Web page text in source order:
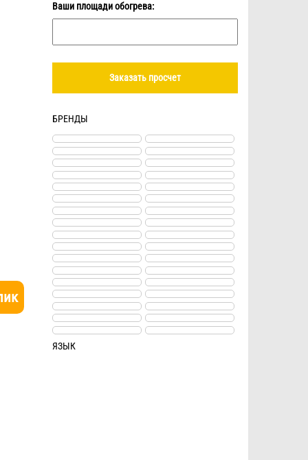
Ваши площади обогрева:
БРЕНДЫ
ЯЗЫК